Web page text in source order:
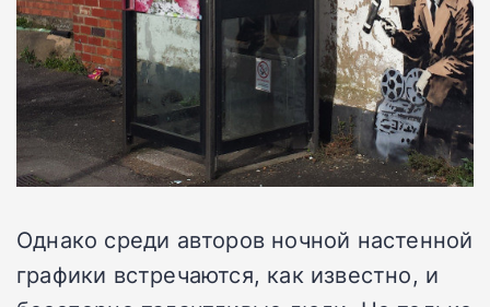
Однако среди авторов ночной настенной
графики встречаются, как известно, и